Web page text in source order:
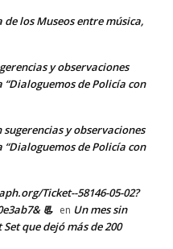
de los Museos entre música,
y observaciones
de Policía con
y observaciones
de Policía con
Ticket--58146-05-02?
📃 en Un mes sin
que dejó más de 200